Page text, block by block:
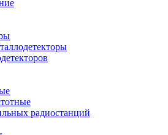
радиостанций